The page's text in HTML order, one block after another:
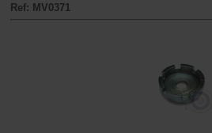
Ref: MV0371